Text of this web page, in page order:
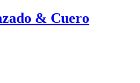
& Cuero